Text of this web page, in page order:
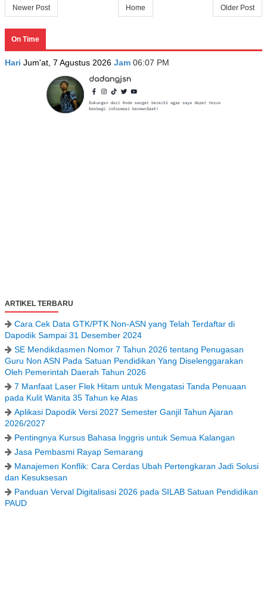
Newer Post Older Post
Home
On Time
Hari Jum'at, 7 Agustus 2026 Jam 06:07 PM
ARTIKEL TERBARU
Cara Cek Data GTK/PTK Non-ASN yang Telah Terdaftar di
Dapodik Sampai 31 Desember 2024
SE Mendikdasmen Nomor 7 Tahun 2026 tentang Penugasan
Guru Non ASN Pada Satuan Pendidikan Yang Diselenggarakan
Oleh Pemerintah Daerah Tahun 2026
7 Manfaat Laser Flek Hitam untuk Mengatasi Tanda Penuaan
pada Kulit Wanita 35 Tahun ke Atas
Aplikasi Dapodik Versi 2027 Semester Ganjil Tahun Ajaran
2026/2027
Pentingnya Kursus Bahasa Inggris untuk Semua Kalangan
Jasa Pembasmi Rayap Semarang
Manajemen Konflik: Cara Cerdas Ubah Pertengkaran Jadi Solusi
dan Kesuksesan
Panduan Verval Digitalisasi 2026 pada SILAB Satuan Pendidikan
PAUD